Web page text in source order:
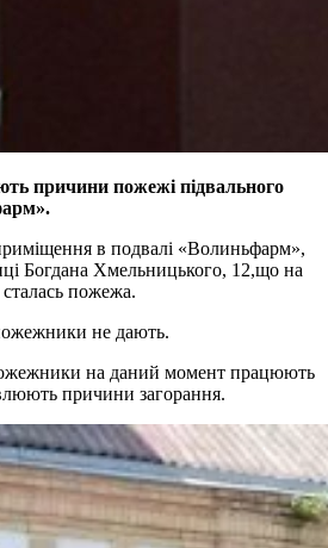
причини пожежі підвального
в подвалі «Волиньфарм»,
Богдана Хмельницького, 12,що на
сталась пожежа.
не дають.
на даний момент працюють
причини загорання.